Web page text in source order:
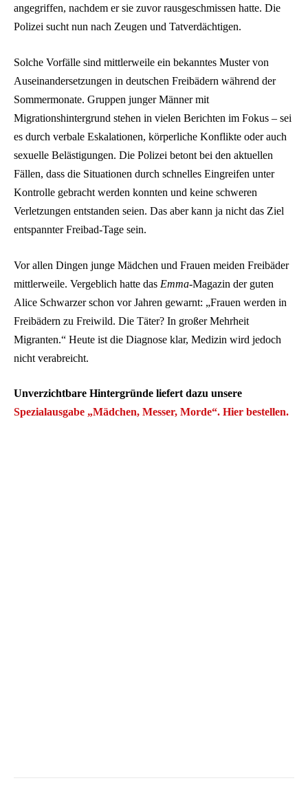
angegriffen, nachdem er sie zuvor rausgeschmissen hatte. Die
Polizei sucht nun nach Zeugen und Tatverdächtigen.
Solche Vorfälle sind mittlerweile ein bekanntes Muster von
Auseinandersetzungen in deutschen Freibädern während der
Sommermonate. Gruppen junger Männer mit
Migrationshintergrund stehen in vielen Berichten im Fokus – sei
es durch verbale Eskalationen, körperliche Konflikte oder auch
sexuelle Belästigungen. Die Polizei betont bei den aktuellen
Fällen, dass die Situationen durch schnelles Eingreifen unter
Kontrolle gebracht werden konnten und keine schweren
Verletzungen entstanden seien. Das aber kann ja nicht das Ziel
entspannter Freibad-Tage sein.
Vor allen Dingen junge Mädchen und Frauen meiden Freibäder
mittlerweile. Vergeblich hatte das Emma-Magazin der guten
Alice Schwarzer schon vor Jahren gewarnt: „Frauen werden in
Freibädern zu Freiwild. Die Täter? In großer Mehrheit
Migranten.“ Heute ist die Diagnose klar, Medizin wird jedoch
nicht verabreicht.
Unverzichtbare Hintergründe liefert dazu unsere
Spezialausgabe „Mädchen, Messer, Morde“. Hier bestellen.